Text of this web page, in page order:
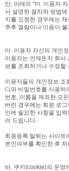
만, 아래의 "마. 이용자
서 설명한 절차와 방법
지를 요청한 경우에는
추후 열람이나 이용이
마. 이용자 자신의 개인
이용자는 언제든지 회사
보를 조회하거나 수정할
이용자들의 개인정보 조
디와 비밀번호를 사용하
번호, 이름을 제외한 모
버린 경우에는 회원 로
인에 필요한 사항을 입
려 드립니다.
회원등록 탈퇴는 사이트
본인여부를 확인한 후
바. 쿠키(cookie)의 운영